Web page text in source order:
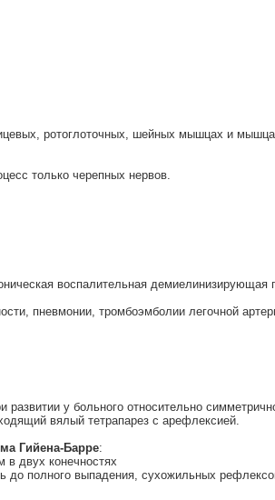
ротоглоточных, шейных мышцах и
только черепных нервов.
воспалительная
пневмонии, тромбоэмболии легочной
развитии у больного относительно
вялый тетрапарез с арефлексией.
Гийена-Барре:
двух конечностях
до полного выпадения, сухожильных